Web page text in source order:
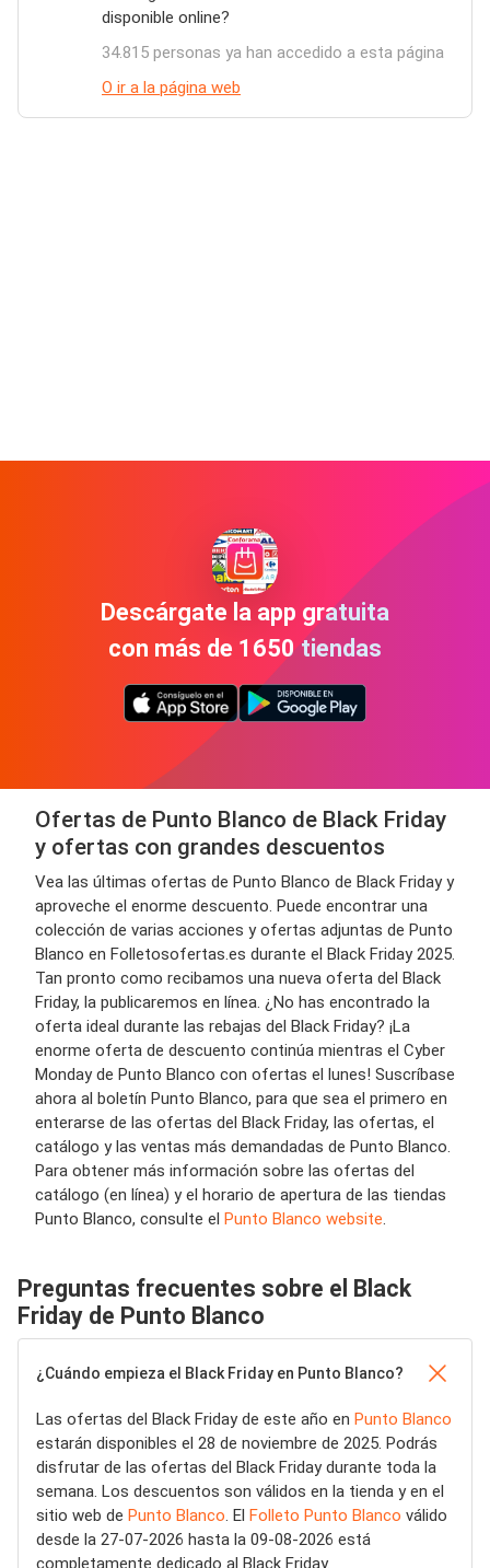
disponible online?
34.815 personas ya han accedido a esta página
O ir a la página web
Descárgate la app gratuita
con más de 1650 tiendas
Ofertas de Punto Blanco de Black Friday
y ofertas con grandes descuentos
Vea las últimas ofertas de Punto Blanco de Black Friday y
aproveche el enorme descuento. Puede encontrar una
colección de varias acciones y ofertas adjuntas de Punto
Blanco en Folletosofertas.es durante el Black Friday 2025.
Tan pronto como recibamos una nueva oferta del Black
Friday, la publicaremos en línea. ¿No has encontrado la
oferta ideal durante las rebajas del Black Friday? ¡La
enorme oferta de descuento continúa mientras el Cyber ​​
Monday de Punto Blanco con ofertas el lunes! Suscríbase
ahora al boletín Punto Blanco, para que sea el primero en
enterarse de las ofertas del Black Friday, las ofertas, el
catálogo y las ventas más demandadas de Punto Blanco.
Para obtener más información sobre las ofertas del
catálogo (en línea) y el horario de apertura de las tiendas
Punto Blanco, consulte el Punto Blanco website.
Preguntas frecuentes sobre el Black
Friday de Punto Blanco
¿Cuándo empieza el Black Friday en Punto Blanco?
Las ofertas del Black Friday de este año en Punto Blanco
estarán disponibles el 28 de noviembre de 2025. Podrás
disfrutar de las ofertas del Black Friday durante toda la
semana. Los descuentos son válidos en la tienda y en el
sitio web de Punto Blanco. El Folleto Punto Blanco válido
desde la 27-07-2026 hasta la 09-08-2026 está
completamente dedicado al Black Friday.